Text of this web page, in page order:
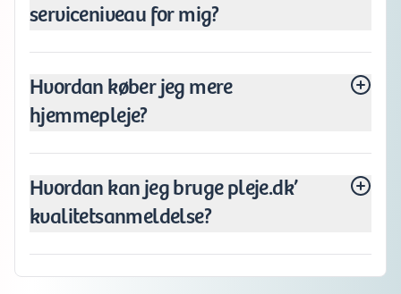
serviceniveau for mig?
Hvordan køber jeg mere
hjemmepleje?
Hvordan kan jeg bruge pleje.dk’
kvalitetsanmeldelse?